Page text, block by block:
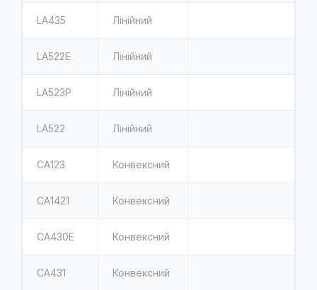
LA435 Лінійний
LA522E Лінійний
LA523P Лінійний
LA522 Лінійний
CA123 Конвексний
CA1421 Конвексний
CA430E Конвексний
CA431 Конвексний